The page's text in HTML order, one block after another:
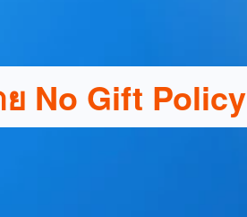
No Gift Policy